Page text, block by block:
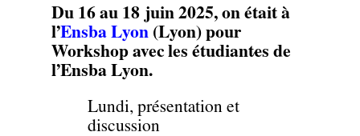
Du 16 au 18 juin 2025, on était à
l’Ensba Lyon (Lyon) pour
Workshop avec les étudiant·es de
l’Ensba Lyon.
Lundi, présentation et
discussion